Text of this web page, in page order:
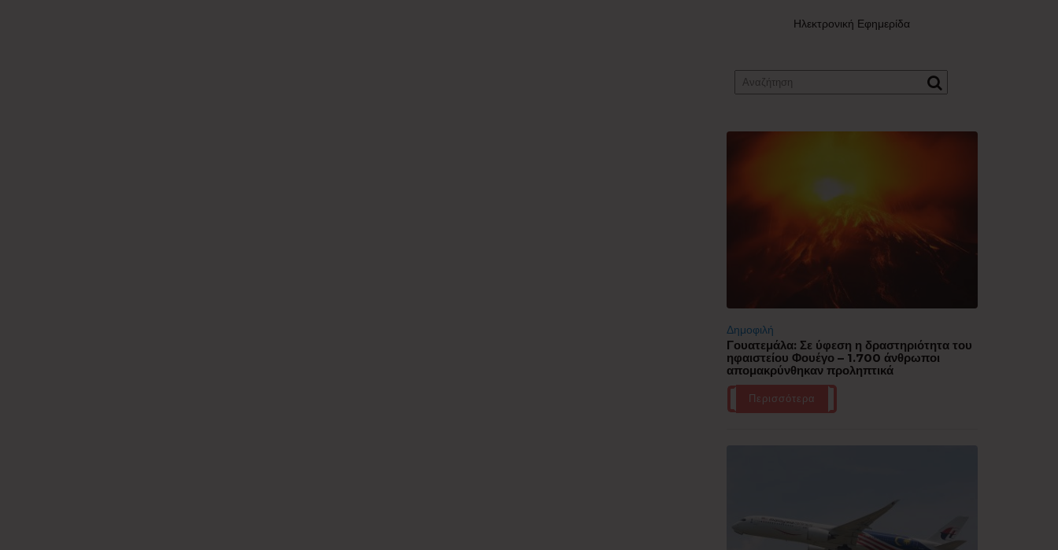
Ηλεκτρονική Εφημερίδα
Δημοφιλή
Γουατεμάλα: Σε ύφεση η δραστηριότητα του
ηφαιστείου Φουέγο – 1.700 άνθρωποι
απομακρύνθηκαν προληπτικά
Περισσότερα